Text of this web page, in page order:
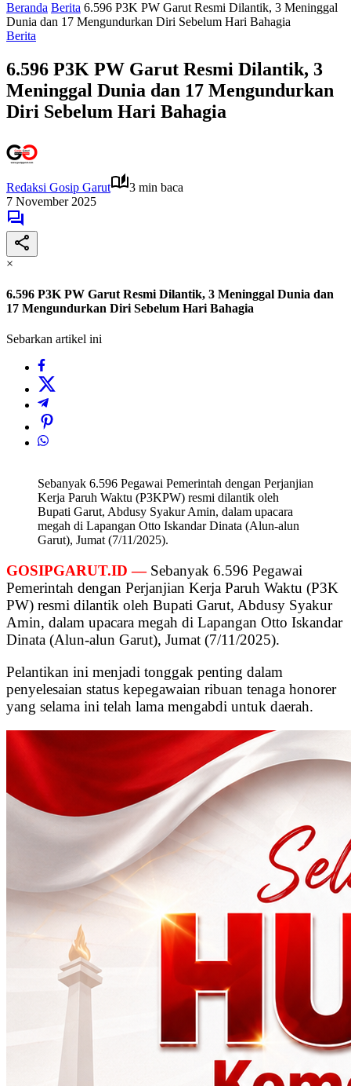
Beranda Berita 6.596 P3K PW Garut Resmi Dilantik, 3 Meninggal
Dunia dan 17 Mengundurkan Diri Sebelum Hari Bahagia
Berita
6.596 P3K PW Garut Resmi Dilantik, 3
Meninggal Dunia dan 17 Mengundurkan
Diri Sebelum Hari Bahagia
Redaksi Gosip Garut
3 min baca
7 November 2025
×
6.596 P3K PW Garut Resmi Dilantik, 3 Meninggal Dunia dan
17 Mengundurkan Diri Sebelum Hari Bahagia
Sebarkan artikel ini
Sebanyak 6.596 Pegawai Pemerintah dengan Perjanjian
Kerja Paruh Waktu (P3KPW) resmi dilantik oleh
Bupati Garut, Abdusy Syakur Amin, dalam upacara
megah di Lapangan Otto Iskandar Dinata (Alun-alun
Garut), Jumat (7/11/2025).
GOSIPGARUT.ID — Sebanyak 6.596 Pegawai
Pemerintah dengan Perjanjian Kerja Paruh Waktu (P3K
PW) resmi dilantik oleh Bupati Garut, Abdusy Syakur
Amin, dalam upacara megah di Lapangan Otto Iskandar
Dinata (Alun-alun Garut), Jumat (7/11/2025).
Pelantikan ini menjadi tonggak penting dalam
penyelesaian status kepegawaian ribuan tenaga honorer
yang selama ini telah lama mengabdi untuk daerah.